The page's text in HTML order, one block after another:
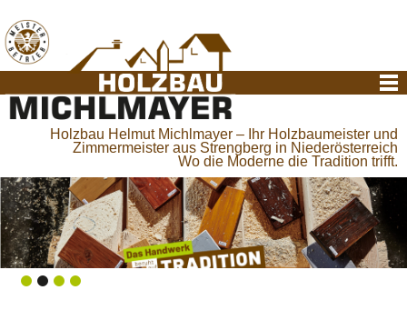
Holzbau Helmut Michlmayer – Ihr Holzbaumeister und
Zimmermeister aus Strengberg in Niederösterreich
Wo die Moderne die Tradition trifft.